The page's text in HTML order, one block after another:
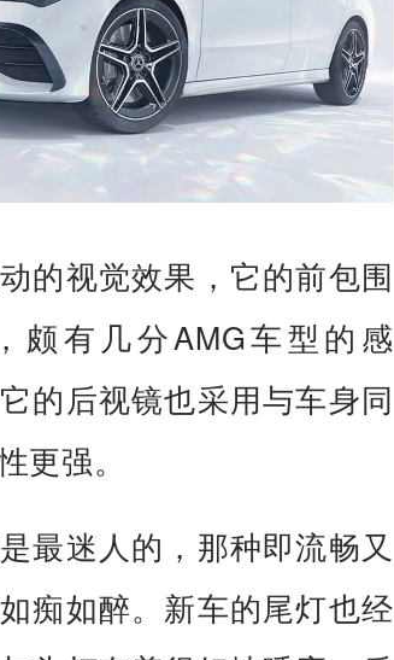
的视觉效果，它的前包围
颇有几分AMG车型的感
的后视镜也采用与车身同
更强。
最迷人的，那种即流畅又
痴如醉。新车的尾灯也经